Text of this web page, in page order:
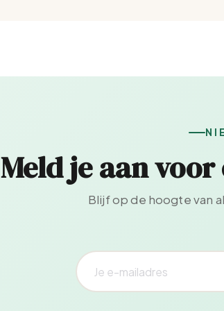
Meld je aan
Blijf op de hoogte van